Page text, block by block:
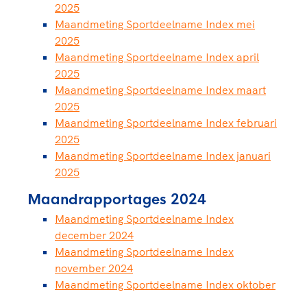
2025
Maandmeting Sportdeelname Index mei
2025
Maandmeting Sportdeelname Index april
2025
Maandmeting Sportdeelname Index maart
2025
Maandmeting Sportdeelname Index februari
2025
Maandmeting Sportdeelname Index januari
2025
Maandrapportages 2024
Maandmeting Sportdeelname Index
december 2024
Maandmeting Sportdeelname Index
november 2024
Maandmeting Sportdeelname Index oktober